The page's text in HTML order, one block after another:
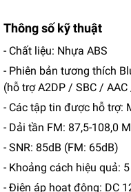
Thông số kỹ thuật
- Chất liệu: Nhựa ABS
- Phiên bản tương thích
(hỗ trợ A2DP / SBC / AAC
- Các tập tin được hỗ trợ:
- Dải tần FM: 87,5-108,0
- SNR: 85dB (FM: 65dB)
- Khoảng cách hiệu quả:
- Điện áp hoạt động: DC